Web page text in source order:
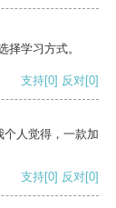
择学习方式。
支持[0] 反对[0]
人觉得，一款加
支持[0] 反对[0]